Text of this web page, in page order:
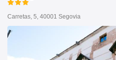
Carretas, 5, 40001 Segovia